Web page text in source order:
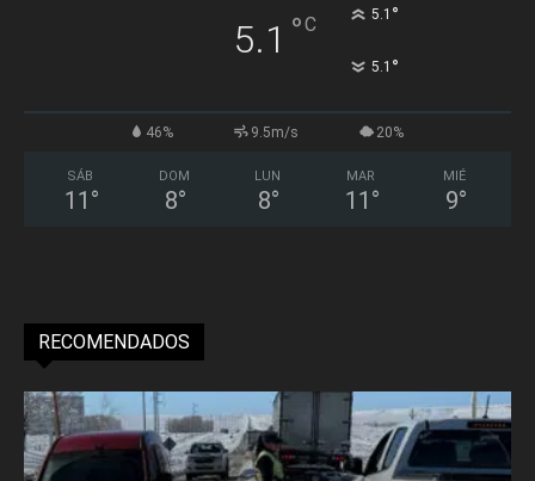
5.1 °C 5.1 °
5.1 °
46% 9.5m/s 20%
SÁB
11 °
DOM
8°
LUN
8°
MAR
11 °
MIÉ
9°
RECOMENDADOS